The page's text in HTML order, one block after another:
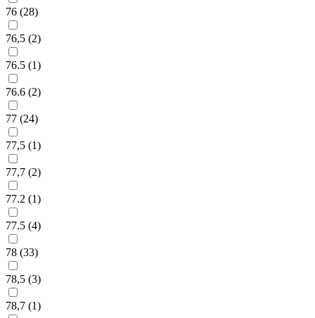
76 (28)
76,5 (2)
76.5 (1)
76.6 (2)
77 (24)
77,5 (1)
77,7 (2)
77.2 (1)
77.5 (4)
78 (33)
78,5 (3)
78,7 (1)